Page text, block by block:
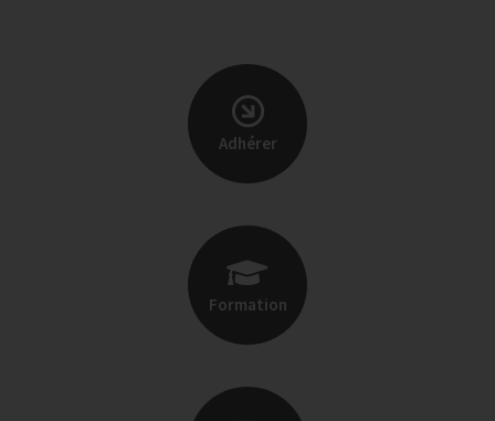
Adhérer
Formation